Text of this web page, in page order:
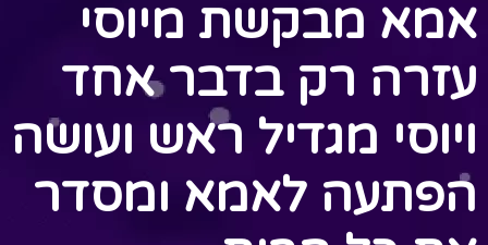
אמא מבקשת מיוסי
עזרה רק בדבר אחד
ויוסי מגדיל ראש ועושה
הפתעה לאמא ומסדר